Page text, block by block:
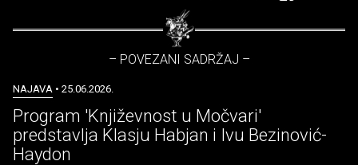
– POVEZANI SADRŽAJ –
NAJAVA • 25.06.2026.
Program 'Književnost u Močvari'
predstavlja Klasju Habjan i Ivu Bezinović-
Haydon